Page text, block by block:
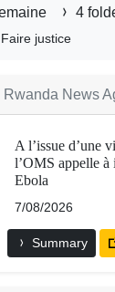
4
justice
Rwanda News
A l’issue d’une
l’OMS appelle à
Ebola
7/08/2026
Summary